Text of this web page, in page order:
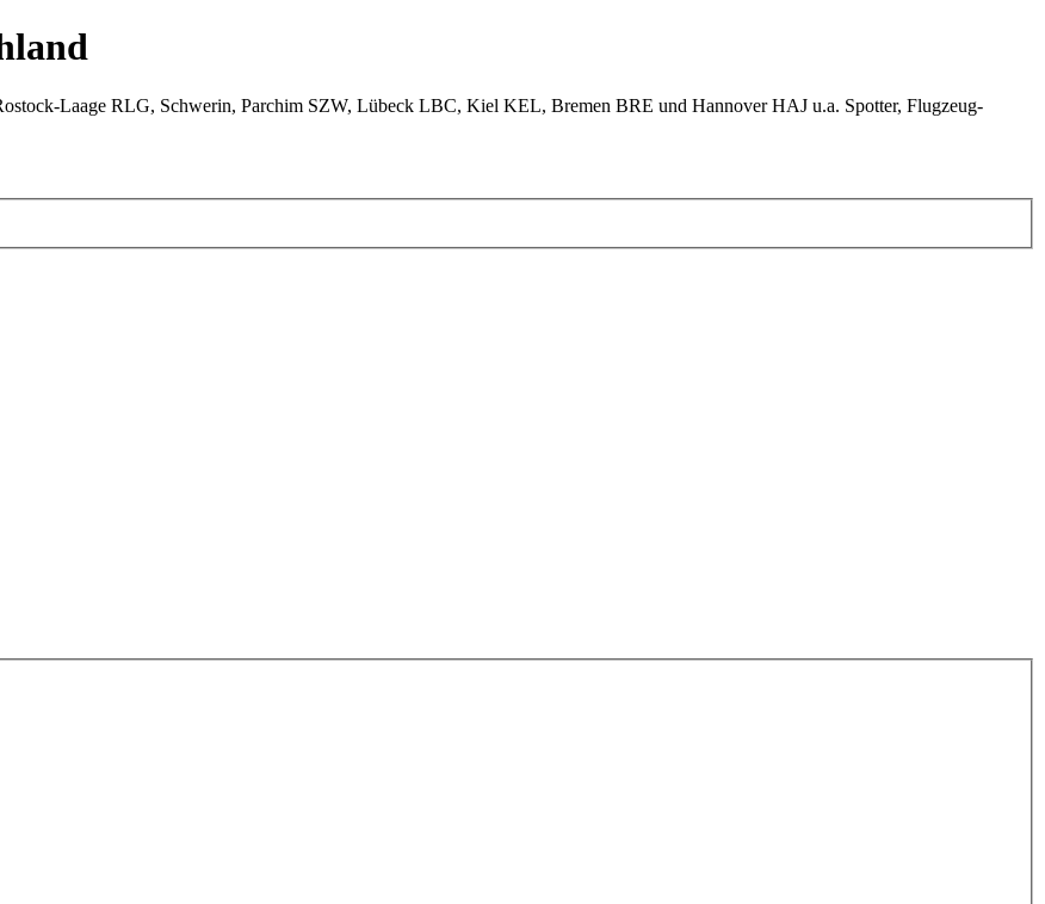
Laage RLG, Schwerin, Parchim SZW, Lübeck LBC, Kiel KEL, Bremen BRE und Hannover HAJ u.a. Spotter, Flugzeug-